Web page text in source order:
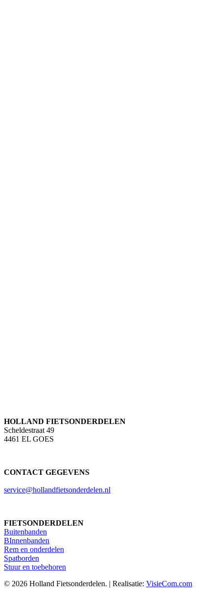
HOLLAND FIETSONDERDELEN
Scheldestraat 49
4461 EL GOES
CONTACT GEGEVENS
service@hollandfietsonderdelen.nl
FIETSONDERDELEN
Buitenbanden
BInnenbanden
Rem en onderdelen
Spatborden
Stuur en toebehoren
© 2026 Holland Fietsonderdelen. | Realisatie: VisieCom.com